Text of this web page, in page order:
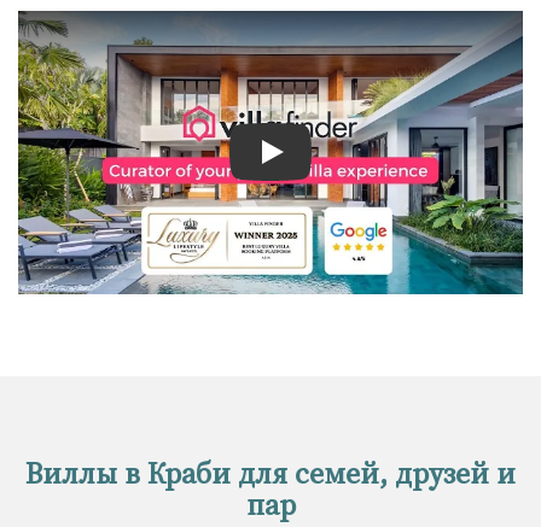
Play
Виллы в Краби для семей, друзей и
пар